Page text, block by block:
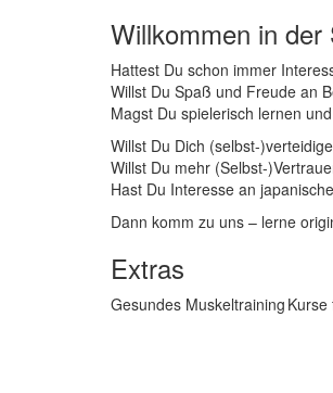
Willkommen in
Hattest Du schon immer
Willst Du Spaß und Freude an
Magst Du spielerisch lernen
Willst Du Dich (selbst-
Willst Du mehr (Selbst-
Hast Du Interesse an
Dann komm zu uns – lerne
Extras
Gesundes Muskeltraining Kurse